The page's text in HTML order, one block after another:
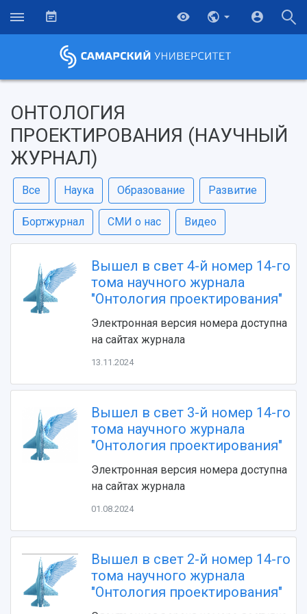
НАЗАД
Об университете
Руководство
Наблюдательный совет
Попечительский совет
Ученый совет
Ректорат
Новости
Главные новости
Объявления
События
СМИ об университете
Пресс-центр
Газета "Полет"
Образование
Почему я выбираю Самарский университет?
Бакалавриат и специалитет
Магистратура
Формы обучения
Учебные планы
Дополнительное образование
Научно-исследовательская деятельность
Основные научные направления
Научные школы и ведущие научные коллективы
Диссертационные советы
Подготовка научных кадров
работников
Научно-технический совет
Научные проекты и темы
ОНТОЛОГИЯ
ПРОЕКТИРОВАНИЯ (НАУЧНЫЙ
ЖУРНАЛ)
Все Наука Образование Развитие
Бортжурнал СМИ о нас Видео
Вышел в свет 4-й номер 14-го
тома научного журнала
"Онтология проектирования"
Электронная версия номера доступна
на сайтах журнала
13.11.2024
Вышел в свет 3-й номер 14-го
тома научного журнала
"Онтология проектирования"
Электронная версия номера доступна
на сайтах журнала
01.08.2024
Вышел в свет 2-й номер 14-го
тома научного журнала
"Онтология проектирования"